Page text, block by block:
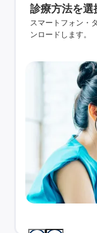
診療方法を選
スマートフォン・
ンロードします。